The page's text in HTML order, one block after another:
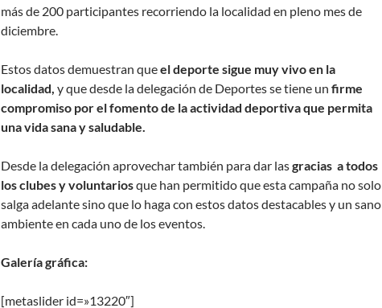
más de 200 participantes recorriendo la localidad en pleno mes de
diciembre.
Estos datos demuestran queel deporte sigue muy vivo en la
localidad, y que desde la delegación de Deportes se tiene un firme
compromiso por el fomento de la actividad deportiva que permita
una vida sana y saludable.
Desde la delegación aprovechar también para dar lasgracias a todos
los clubes y voluntariosque han permitido que esta campaña no solo
salga adelante sino que lo haga con estos datos destacables y un sano
ambiente en cada uno de los eventos.
Galería gráfica:
[metaslider id=»13220″]